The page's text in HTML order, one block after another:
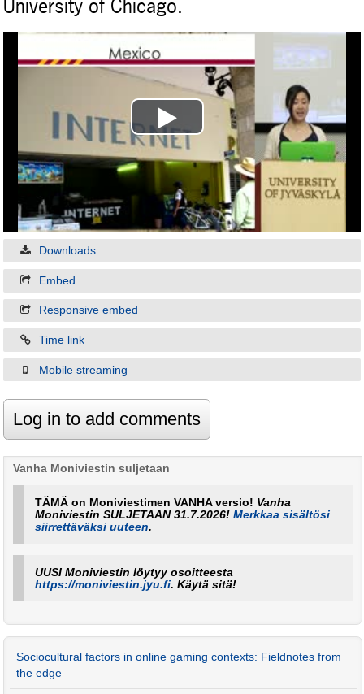
University of Chicago.
Play
Video
Downloads
Embed
Responsive embed
Time link
Mobile streaming
Vanha Moniviestin suljetaan
TÄMÄ on Moniviestimen VANHA versio! Vanha
Moniviestin SULJETAAN 31.7.2026!Merkkaa sisältösi
siirrettäväksi uuteen.
UUSI Moniviestin löytyy osoitteesta
https://moniviestin.jyu.fi. Käytä sitä!
Sociocultural factors in online gaming contexts: Fieldnotes from
the edge